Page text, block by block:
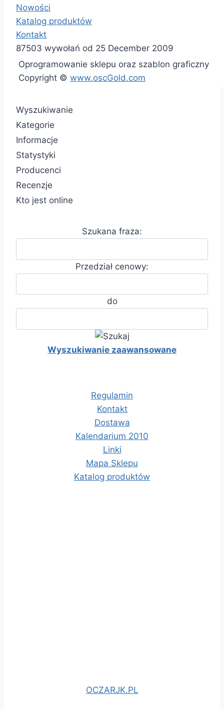
Nowości
Katalog produktów
Kontakt
87503 wywołań od 25 December 2009
Oprogramowanie sklepu oraz szablon graficzny
Copyright © www.oscGold.com
Wyszukiwanie
Kategorie
Informacje
Statystyki
Producenci
Recenzje
Kto jest online
Szukana fraza:
Przedział cenowy:
do
Wyszukiwanie zaawansowane
Regulamin
Kontakt
Dostawa
Kalendarium 2010
Linki
Mapa Sklepu
Katalog produktów
OCZARJK.PL